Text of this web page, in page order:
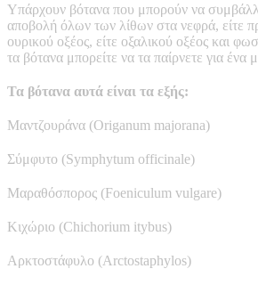
Υπάρχουν βότανα που μπορούν να
αποβολή όλων των λίθων στα νεφρά, είτε
ουρικού οξέος, είτε οξαλικού οξέος και
τα βότανα μπορείτε να τα παίρνετε για ένα
Τα βότανα αυτά είναι τα εξής:
Μαντζουράνα (Origanum majorana)
Σύμφυτο (Symphytum officinale)
Μαραθόσπορος (Foeniculum vulgare)
Κιχώριο (Chichorium itybus)
Αρκτοστάφυλο (Arctostaphylos)